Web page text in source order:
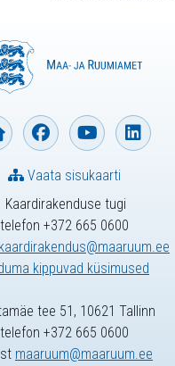
Kaardirakenduse tugi
telefon +372 665 0600
kaardirakendus@maaruum.ee
kippuvad küsimused
Vaata sisukaarti
tee 51, 10621 Tallinn
telefon +372 665 0600
maaruum@maaruum.ee